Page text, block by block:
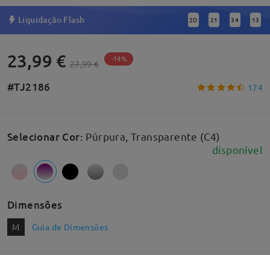
Liquidação Flash 2D : 21 : 34 : 13
23,99 € 27,99 € -14%
#TJ2186 174
Selecionar Cor: Púrpura, Transparente (C4)
disponível
Dimensões
M Guia de Dimensões